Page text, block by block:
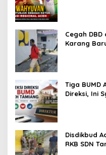
Cegah
Karang
Tiga BUMD
Direksi, Ini
Disdikbud
RKB SDN